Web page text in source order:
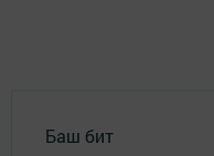
Баш бит